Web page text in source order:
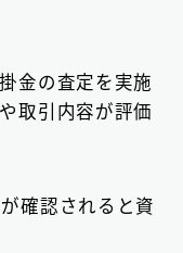
金の査定を実施
取引内容が評価
確認されると資